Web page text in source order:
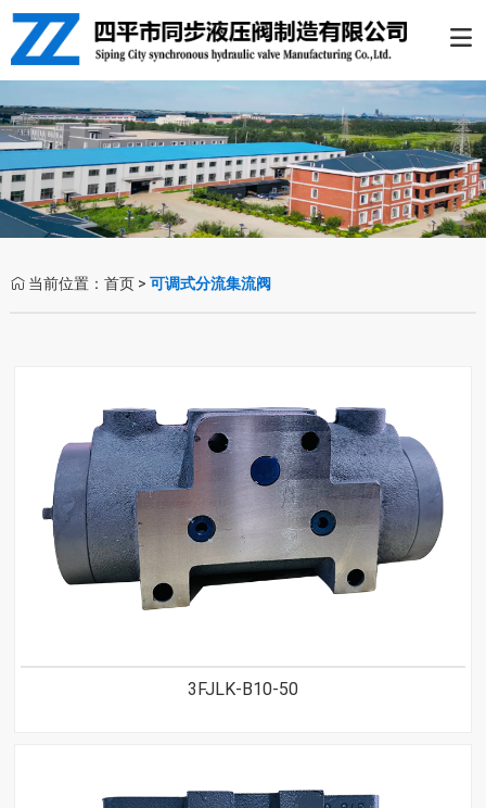

当前位置： 首页> 可调式分流集流阀
3FJLK-B10-50